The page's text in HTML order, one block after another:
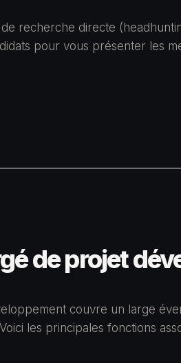
recherche directe
pour vous présenter les
de projet
couvre un large
les principales fonctions